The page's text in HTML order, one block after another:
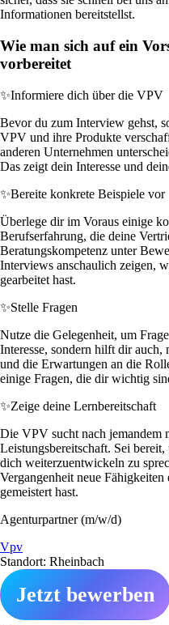
Informationen bereitstellst.
Wie man sich auf ein
vorbereitet
✨Informiere dich über die VPV
Bevor du zum Interview gehst,
VPV und ihre Produkte
anderen Unternehmen
Das zeigt dein Interesse und
✨Bereite konkrete Beispiele vor
Überlege dir im Voraus einige
Berufserfahrung, die deine
Beratungskompetenz unter
Interviews anschaulich zeigen,
gearbeitet hast.
✨Stelle Fragen
Nutze die Gelegenheit, um
Interesse, sondern hilft dir
und die Erwartungen an die
einige Fragen, die dir wichtig
✨Zeige deine Lernbereitschaft
Die VPV sucht nach jemandem
Leistungsbereitschaft. Sei
dich weiterzuentwickeln zu
Vergangenheit neue
gemeistert hast.
Agenturpartner (m/w/d)
Vpv
Standort: Rheinbach
Jetzt bewerben